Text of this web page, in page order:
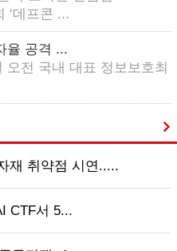
‘데프콘 ...
율 공격 ...
오전 국내 대표 정보보호최
재 취약점 시연.....
CTF서 5...